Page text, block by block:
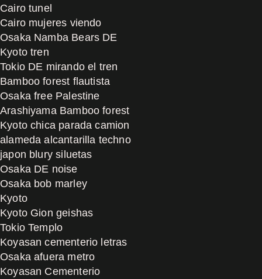
Cairo tunel
Cairo mujeres viendo
Osaka Namba Bears DE
Kyoto tren
Tokio DE mirando el tren
Bamboo forest flautista
Osaka free Palestine
Arashiyama Bamboo forest
Kyoto chica parada camion
alameda alcantarilla techno
japon blury siluetas
Osaka DE noise
Osaka bob marley
Kyoto
Kyoto Gion geishas
Tokio Templo
Koyasan cementerio letras
Osaka afuera metro
Koyasan Cementerio